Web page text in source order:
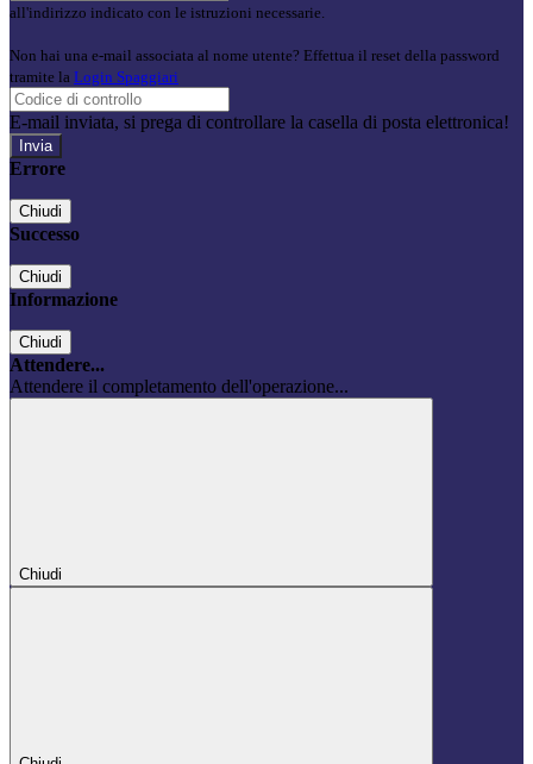
all'indirizzo indicato con le istruzioni necessarie.
Non hai una e-mail associata al nome utente? Effettua il reset della password
tramite la Login Spaggiari
E-mail inviata, si prega di controllare la casella di posta elettronica!
Errore
Chiudi
Successo
Chiudi
Informazione
Chiudi
Attendere...
Attendere il completamento dell'operazione...
Chiudi